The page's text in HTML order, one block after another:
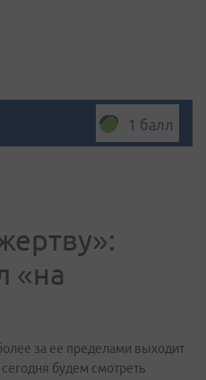
1 балл
«на
за ее пределами выходит
будем смотреть